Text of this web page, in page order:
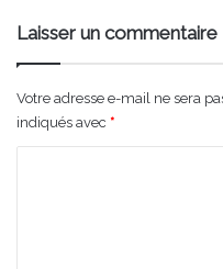
Laisser un commentaire
Votre adresse e-mail ne sera
indiqués avec *